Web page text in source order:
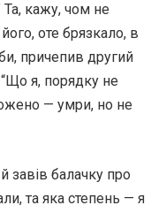
кажу, чом не
оте брязкало, в
причепив другий
я, порядку не
— умри, но не
завів балачку про
та яка степень — я